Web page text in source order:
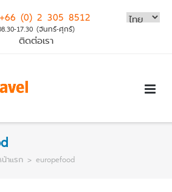
+66 (0) 2 305 8512
17.30 (จันทร์-ศุกร์)
ติดต่อเรา
น้าแรก > europefood